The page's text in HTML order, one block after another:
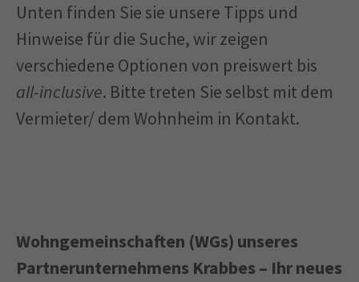
Unten finden Sie sie unsere Tipps und
Hinweise für die Suche, wir zeigen
verschiedene Optionen von preiswert bis
all-inclusive. Bitte treten Sie selbst mit dem
Vermieter/ dem Wohnheim in Kontakt.
Wohngemeinschaften (WGs) unseres
Partnerunternehmens Krabbes – Ihr neues